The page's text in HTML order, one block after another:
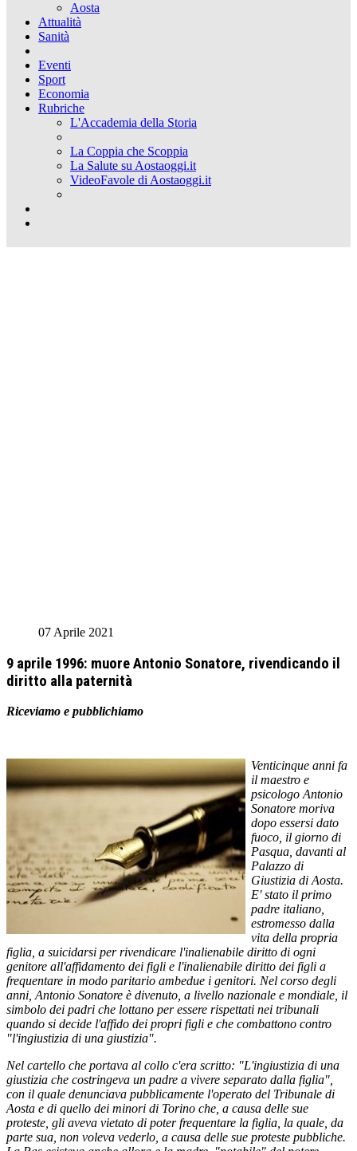
Aosta
Attualità
Sanità
Eventi
Sport
Economia
Rubriche
L'Accademia della Storia
La Coppia che Scoppia
La Salute su Aostaoggi.it
VideoFavole di Aostaoggi.it
07 Aprile 2021
9 aprile 1996: muore Antonio Sonatore, rivendicando il
diritto alla paternità
Riceviamo e pubblichiamo
Venticinque anni fa
il maestro e
psicologo Antonio
Sonatore moriva
dopo essersi dato
fuoco, il giorno di
Pasqua, davanti al
Palazzo di
Giustizia di Aosta.
E' stato il primo
padre italiano,
estromesso dalla
vita della propria
figlia, a suicidarsi per rivendicare l'inalienabile diritto di ogni
genitore all'affidamento dei figli e l'inalienabile diritto dei figli a
frequentare in modo paritario ambedue i genitori. Nel corso degli
anni, Antonio Sonatore è divenuto, a livello nazionale e mondiale, il
simbolo dei padri che lottano per essere rispettati nei tribunali
quando si decide l'affido dei propri figli e che combattono contro
"l'ingiustizia di una giustizia".
Nel cartello che portava al collo c'era scritto: "L'ingiustizia di una
giustizia che costringeva un padre a vivere separato dalla figlia",
con il quale denunciava pubblicamente l'operato del Tribunale di
Aosta e di quello dei minori di Torino che, a causa delle sue
proteste, gli aveva vietato di poter frequentare la figlia, la quale, da
parte sua, non voleva vederlo, a causa delle sue proteste pubbliche.